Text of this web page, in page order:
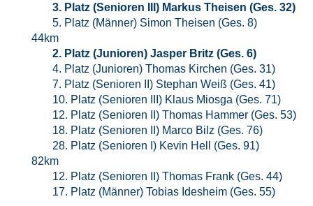
3. Platz (Senioren III) Markus Theisen (Ges. 32)
5. Platz (Männer) Simon Theisen (Ges. 8)
44km
2. Platz (Junioren) Jasper Britz (Ges. 6)
4. Platz (Junioren) Thomas Kirchen (Ges. 31)
7. Platz (Senioren II) Stephan Weiß (Ges. 41)
10. Platz (Senioren III) Klaus Miosga (Ges. 71)
12. Platz (Senioren II) Thomas Hammer (Ges. 53)
18. Platz (Senioren II) Marco Bilz (Ges. 76)
28. Platz (Senioren I) Kevin Hell (Ges. 91)
82km
12. Platz (Senioren II) Thomas Frank (Ges. 44)
17. Platz (Männer) Tobias Idesheim (Ges. 55)